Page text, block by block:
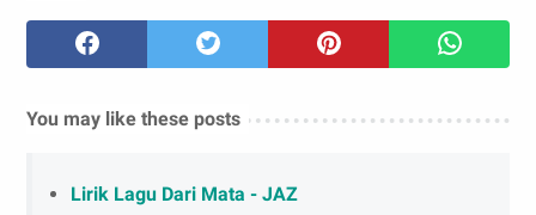
You may like these posts
Lirik Lagu Dari Mata - JAZ